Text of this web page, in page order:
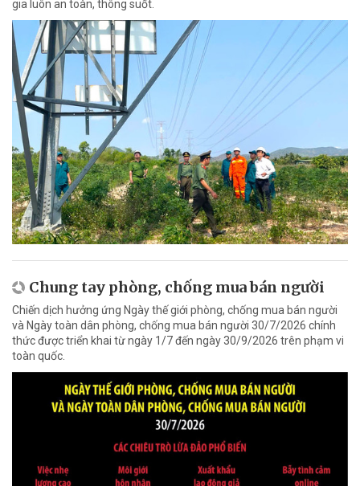
gia luôn an toàn, thông suốt.
Chung tay phòng, chống mua bán người
Chiến dịch hưởng ứng Ngày thế giới phòng, chống mua bán người
và Ngày toàn dân phòng, chống mua bán người 30/7/2026 chính
thức được triển khai từ ngày 1/7 đến ngày 30/9/2026 trên phạm vi
toàn quốc.